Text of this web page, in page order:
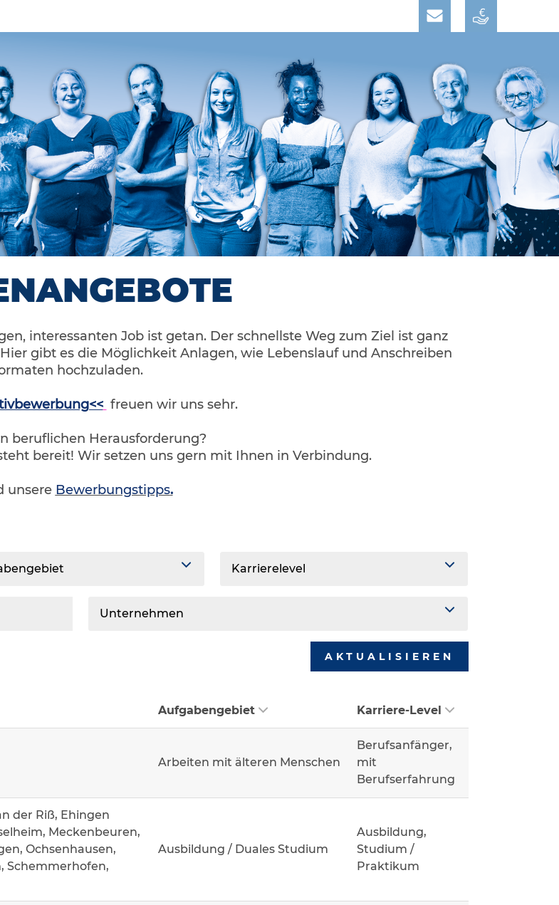
interessanten Job ist getan. Der schnellste Weg zum Ziel ist ganz
gibt es die Möglichkeit Anlagen, wie Lebenslauf und Anschreiben
hochzuladen.
freuen wir uns sehr.
beruflichen Herausforderung?
bereit! Wir setzen uns gern mit Ihnen in Verbindung.
unsere Bewerbungstipps.
Karrierelevel
Unternehmen
AKTUALISIEREN
Aufgabengebiet Karriere-Level
Arbeiten mit älteren Menschen
Berufsanfänger,
mit
Berufserfahrung
der Riß, Ehingen
Meckenbeuren,
Ochsenhausen,
Schemmerhofen,
Ausbildung / Duales Studium
Ausbildung,
Studium /
Praktikum